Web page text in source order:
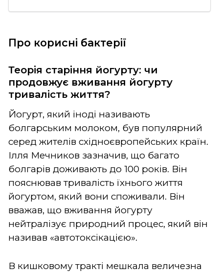
Про корисні бактерії
Теорія старіння йогурту: чи
продовжує вживання йогурту
тривалість життя?
Йогурт, який іноді називають
болгарським молоком, був популярний
серед жителів східноєвропейських країн.
Ілля Мечников зазначив, що багато
болгарів доживають до 100 років. Він
пояснював тривалість їхнього життя
йогуртом, який вони споживали. Він
вважав, що вживання йогурту
нейтралізує природний процес, який він
називав «автотоксікацією».
В кишковому тракті мешкала величезна